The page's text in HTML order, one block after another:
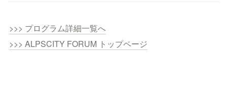
>>> プログラム詳細一覧へ
>>> ALPSCITY FORUM トップページ